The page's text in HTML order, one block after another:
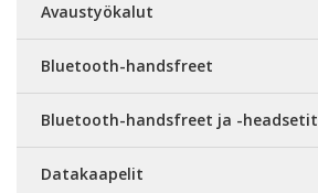
Avaustyökalut
Bluetooth-handsfreet
Bluetooth-handsfreet ja -headsetit
Datakaapelit